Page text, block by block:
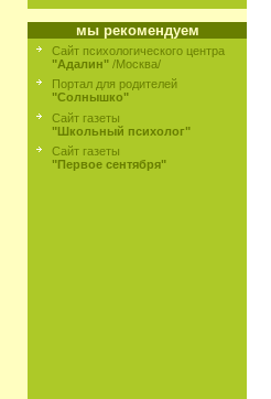
мы рекомендуем
Сайт психологического центра
"Адалин" /Москва/
Портал для родителей
"Солнышко"
Сайт газеты
"Школьный психолог"
Сайт газеты
"Первое сентября"